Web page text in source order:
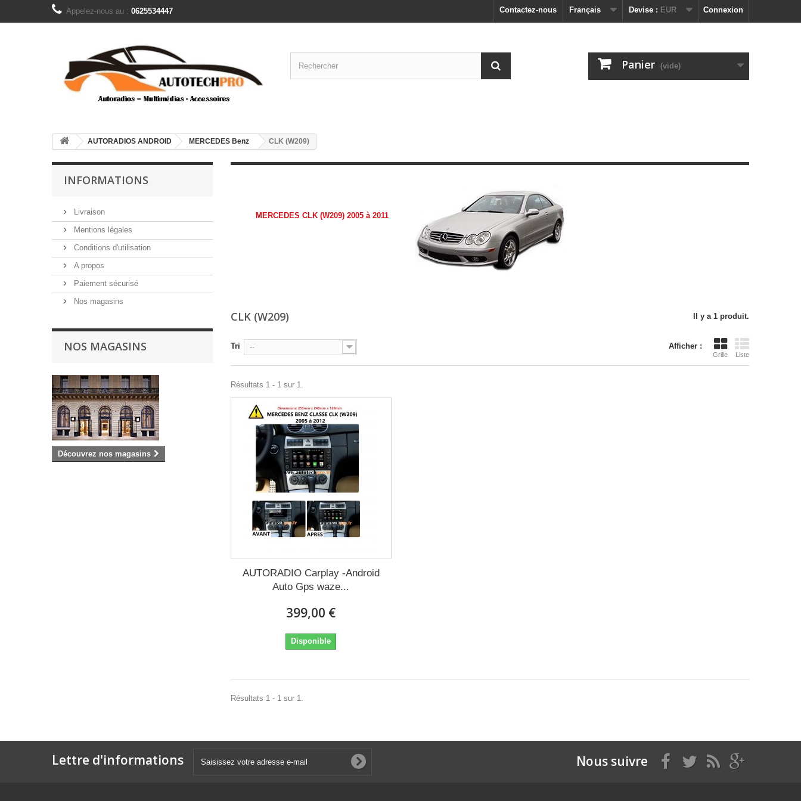
Connexion
Devise : EUR
Français
Contactez-nous
Appelez-nous au : 0625534447
Panier (vide)
AUTORADIOS ANDROID MERCEDES Benz CLK (W209)
INFORMATIONS
Livraison
Mentions légales
Conditions d'utilisation
A propos
Paiement sécurisé
Nos magasins
NOS MAGASINS
Découvrez nos magasins
MERCEDES CLK (W209) 2005 à 2011
CLK (W209) Il y a 1 produit.
Afficher :
Grille Liste
Tri --
Résultats 1 - 1 sur 1.
AUTORADIO Carplay -Android
Auto Gps waze...
399,00 €
Disponible
Résultats 1 - 1 sur 1.
Lettre d'informations Nous suivre